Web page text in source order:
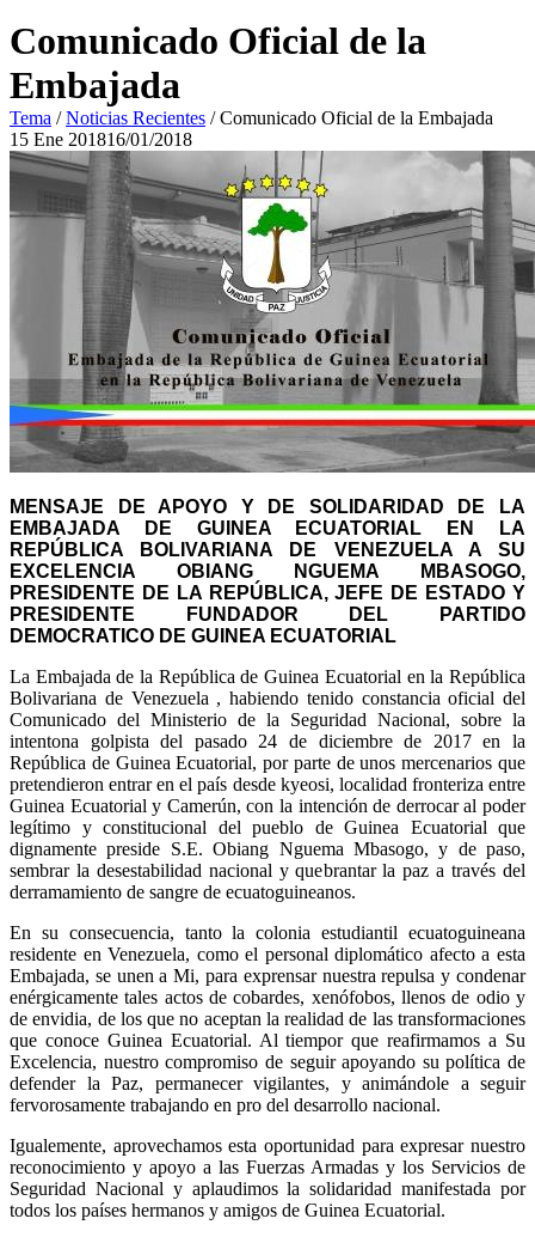
Comunicado Oficial de la
Embajada
Tema /Noticias Recientes /Comunicado Oficial de la Embajada
15 Ene 201816/01/2018
MENSAJE DE APOYO Y DE SOLIDARIDAD DE LA
EMBAJADA DE GUINEA ECUATORIAL EN LA
REPÚBLICA BOLIVARIANA DE VENEZUELA A SU
EXCELENCIA OBIANG NGUEMA MBASOGO,
PRESIDENTE DE LA REPÚBLICA, JEFE DE ESTADO Y
PRESIDENTE FUNDADOR DEL PARTIDO
DEMOCRATICO DE GUINEA ECUATORIAL
La Embajada de la República de Guinea Ecuatorial en la República
Bolivariana de Venezuela , habiendo tenido constancia oficial del
Comunicado del Ministerio de la Seguridad Nacional, sobre la
intentona golpista del pasado 24 de diciembre de 2017 en la
República de Guinea Ecuatorial, por parte de unos mercenarios que
pretendieron entrar en el país desde kyeosi, localidad fronteriza entre
Guinea Ecuatorial y Camerún, con la intención de derrocar al poder
legítimo y constitucional del pueblo de Guinea Ecuatorial que
dignamente preside S.E. Obiang Nguema Mbasogo, y de paso,
sembrar la desestabilidad nacional y quebrantar la paz a través del
derramamiento de sangre de ecuatoguineanos.
En su consecuencia, tanto la colonia estudiantil ecuatoguineana
residente en Venezuela, como el personal diplomático afecto a esta
Embajada, se unen a Mi, para exprensar nuestra repulsa y condenar
enérgicamente tales actos de cobardes, xenófobos, llenos de odio y
de envidia, de los que no aceptan la realidad de las transformaciones
que conoce Guinea Ecuatorial. Al tiempor que reafirmamos a Su
Excelencia, nuestro compromiso de seguir apoyando su política de
defender la Paz, permanecer vigilantes, y animándole a seguir
fervorosamente trabajando en pro del desarrollo nacional.
Igualemente, aprovechamos esta oportunidad para expresar nuestro
reconocimiento y apoyo a las Fuerzas Armadas y los Servicios de
Seguridad Nacional y aplaudimos la solidaridad manifestada por
todos los países hermanos y amigos de Guinea Ecuatorial.